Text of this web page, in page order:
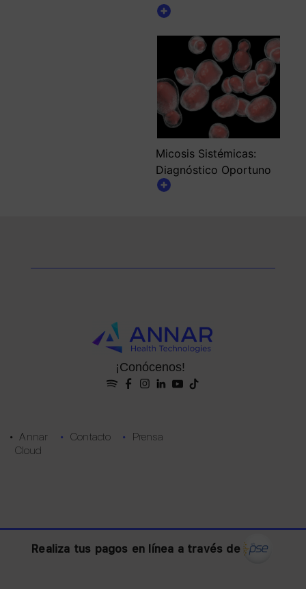
Micosis Sistémicas:
Diagnóstico Oportuno
¡Conócenos!
• Annar
Cloud
• Contacto • Prensa
Realiza tus pagos en línea a través de